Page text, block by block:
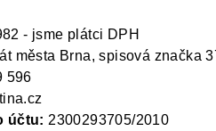
- jsme plátci DPH
města Brna, spisová značka
596
účtu: 2300293705/2010